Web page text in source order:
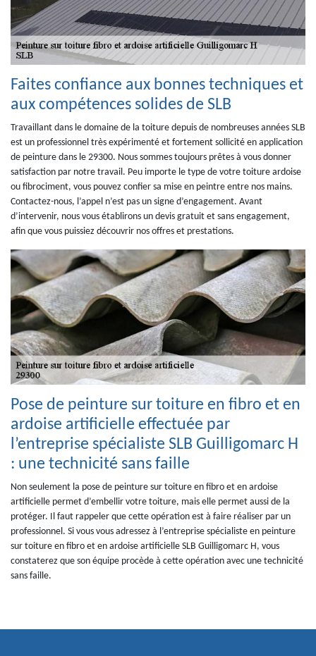
Faites confiance aux bonnes techniques et
aux compétences solides de SLB
Travaillant dans le domaine de la toiture depuis de nombreuses années SLB
est un professionnel très expérimenté et fortement sollicité en application
de peinture dans le 29300. Nous sommes toujours prêtes à vous donner
satisfaction par notre travail. Peu importe le type de votre toiture ardoise
ou fibrociment, vous pouvez confier sa mise en peintre entre nos mains.
Contactez-nous, l’appel n’est pas un signe d’engagement. Avant
d’intervenir, nous vous établirons un devis gratuit et sans engagement,
afin que vous puissiez découvrir nos offres et prestations.
Pose de peinture sur toiture en fibro et en
ardoise artificielle effectuée par
l’entreprise spécialiste SLB Guilligomarc H
: une technicité sans faille
Non seulement la pose de peinture sur toiture en fibro et en ardoise
artificielle permet d’embellir votre toiture, mais elle permet aussi de la
protéger. Il faut rappeler que cette opération est à faire réaliser par un
professionnel. Si vous vous adressez à l’entreprise spécialiste en peinture
sur toiture en fibro et en ardoise artificielle SLB Guilligomarc H, vous
constaterez que son équipe procède à cette opération avec une technicité
sans faille.